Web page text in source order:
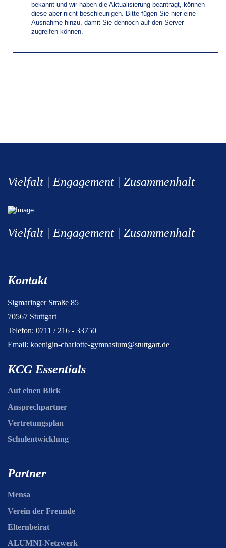
bekannt und wir haben die Aktualisierung beantragt, können
diese aber nicht beschleunigen. Bitte fügen Sie hier eine
Ausnahme hinzu, damit Sie dennoch auf den Server
zugreifen können.
Vielfalt | Engagement | Zusammenhalt
Vielfalt | Engagement | Zusammenhalt
Kontakt
Sigmaringer Straße 85
70567 Stuttgart
Telefon: 0711 / 216 - 33750
Email: koenigin-charlotte-gymnasium@stuttgart.de
KCG Essentials
Auf einen Blick
Ansprechpartner
Vertretungsplan
Schulentwicklung
Partner
Mensa
Verein der Freunde
Elternbeirat
ALUMNI-Netzwerk